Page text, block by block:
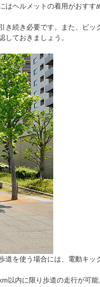
ヘルメットの着用がおすす
続き必要です。また、ビ
ておきましょう。
を使う場合には、電動キッ
内に限り歩道の走行が可